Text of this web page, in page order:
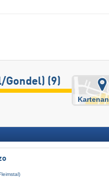
Gondel) (9)